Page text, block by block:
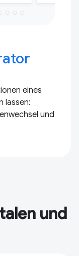
eines
lassen:
und
und